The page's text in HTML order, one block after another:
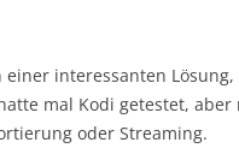
einer interessanten
mal Kodi getestet, aber
oder Streaming.